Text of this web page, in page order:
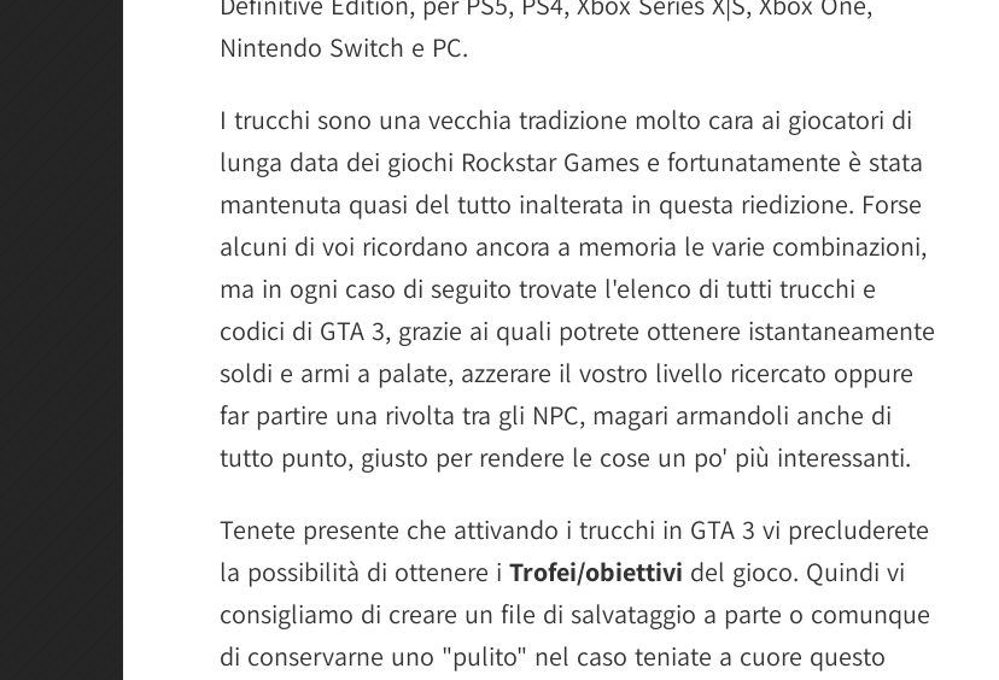
Nintendo Switch e PC.
I trucchi sono una vecchia tradizione molto cara ai giocatori di
lunga data dei giochi Rockstar Games e fortunatamente è stata
mantenuta quasi del tutto inalterata in questa riedizione. Forse
alcuni di voi ricordano ancora a memoria le varie combinazioni,
ma in ogni caso di seguito trovate l'elenco di tutti trucchi e
codici di GTA 3, grazie ai quali potrete ottenere istantaneamente
soldi e armi a palate, azzerare il vostro livello ricercato oppure
far partire una rivolta tra gli NPC, magari armandoli anche di
tutto punto, giusto per rendere le cose un po' più interessanti.
Tenete presente che attivando i trucchi in GTA 3 vi precluderete
la possibilità di ottenere i Trofei/obiettivi del gioco. Quindi vi
consigliamo di creare un file di salvataggio a parte o comunque
di conservarne uno "pulito" nel caso teniate a cuore questo